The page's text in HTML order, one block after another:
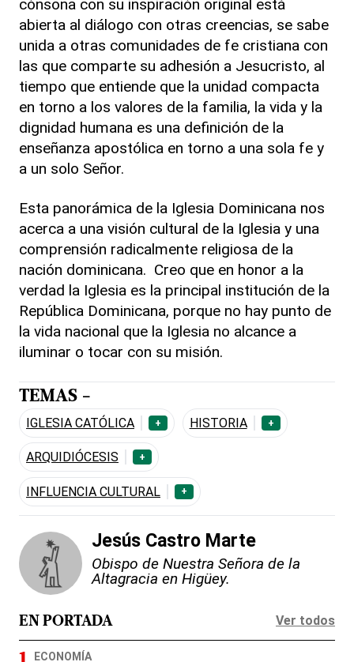
cónsona con su inspiración original está
abierta al diálogo con otras creencias, se sabe
unida a otras comunidades de fe cristiana con
las que comparte su adhesión a Jesucristo, al
tiempo que entiende que la unidad compacta
en torno a los valores de la familia, la vida y la
dignidad humana es una definición de la
enseñanza apostólica en torno a una sola fe y
a un solo Señor.
Esta panorámica de la Iglesia Dominicana nos
acerca a una visión cultural de la Iglesia y una
comprensión radicalmente religiosa de la
nación dominicana. Creo que en honor a la
verdad la Iglesia es la principal institución de la
República Dominicana, porque no hay punto de
la vida nacional que la Iglesia no alcance a
iluminar o tocar con su misión.
TEMAS -
IGLESIA CATÓLICA + HISTORIA +
ARQUIDIÓCESIS +
INFLUENCIA CULTURAL +
Jesús Castro Marte
Obispo de Nuestra Señora de la
Altagracia en Higüey.
EN PORTADA Ver todos
ECONOMÍA